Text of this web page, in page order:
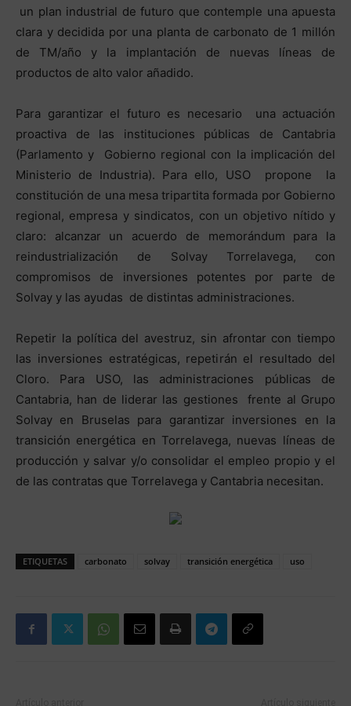
un plan industrial de futuro que contemple una apuesta
clara y decidida por una planta de carbonato de 1 millón
de TM/año y la implantación de nuevas líneas de
productos de alto valor añadido.
Para garantizar el futuro es necesario una actuación
proactiva de las instituciones públicas de Cantabria
(Parlamento y Gobierno regional con la implicación del
Ministerio de Industria). Para ello, USO propone la
constitución de una mesa tripartita formada por Gobierno
regional, empresa y sindicatos, con un objetivo nítido y
claro: alcanzar un acuerdo de memorándum para la
reindustrialización de Solvay Torrelavega, con
compromisos de inversiones potentes por parte de
Solvay y las ayudas de distintas administraciones.
Repetir la política del avestruz, sin afrontar con tiempo
las inversiones estratégicas, repetirán el resultado del
Cloro. Para USO, las administraciones públicas de
Cantabria, han de liderar las gestiones frente al Grupo
Solvay en Bruselas para garantizar inversiones en la
transición energética en Torrelavega, nuevas líneas de
producción y salvar y/o consolidar el empleo propio y el
de las contratas que Torrelavega y Cantabria necesitan.
ETIQUETAS carbonato solvay transición energética uso